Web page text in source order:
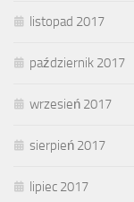
listopad 2017
październik 2017
wrzesień 2017
sierpień 2017
lipiec 2017